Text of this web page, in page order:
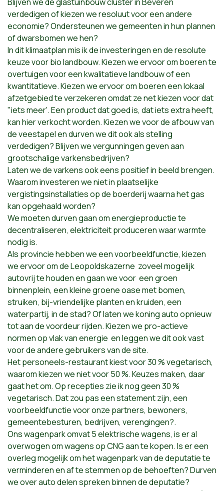
verdedigen of kiezen we resoluut voor een andere
economie? Ondersteunen we gemeenten in hun plannen
of dwarsbomen we hen?
In dit klimaatplan mis ik de investeringen en de resolute
keuze voor bio landbouw. Kiezen we ervoor om boeren te
overtuigen voor een kwalitatieve landbouw of een
kwantitatieve. Kiezen we ervoor om boeren een lokaal
afzetgebied te verzekeren omdat ze net kiezen voor dat
"iets meer'. Een product dat goed is, dat iets extra heeft,
kan hier verkocht worden. Kiezen we voor de afbouw van
de veestapel en durven we dit ook als stelling
verdedigen? Blijven we vergunningen geven aan
grootschalige varkensbedrijven?
Laten we de varkens ook eens positief in beeld brengen.
Waarom investeren we niet in plaatselijke
vergistingsinstallaties op de boerderij waarna het gas
kan opgehaald worden?
We moeten durven gaan om energieproductie te
decentraliseren, elektriciteit produceren waar warmte
nodig is.
Als provincie hebben we een voorbeeldfunctie, kiezen
we ervoor om de Leopoldskazerne zoveel mogelijk
autovrij te houden en gaan we voor een groen
binnenplein, een kleine groene oase met bomen,
struiken, bij-vriendelijke planten en kruiden, een
waterpartij, in de stad? Of laten we koning auto opnieuw
tot aan de voordeur rijden. Kiezen we pro-actieve
normen op vlak van energie en leggen we dit ook vast
voor de andere gebruikers van de site.
Het personeels-restaurant kiest voor 30 % vegetarisch,
waarom kiezen we niet voor 50 %. Keuzes maken, daar
gaat het om. Op recepties zie ik nog geen 30 %
vegetarisch. Dat zou pas een statement zijn, een
voorbeeldfunctie voor onze partners, bewoners,
gemeentebesturen, bedrijven, verengingen?.
Ons wagenpark omvat 5 elektrische wagens, is er al
overwogen om wagens op CNG aan te kopen. Is er een
overleg mogelijk om het wagenpark van de deputatie te
verminderen en af te stemmen op de behoeften? Durven
we over auto delen spreken binnen de deputatie?